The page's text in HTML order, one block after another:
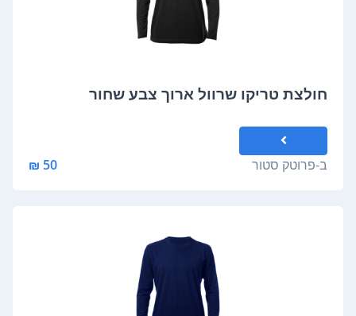
חולצת טריקו שרוול ארוך צבע שחור
ב-פרוטק סטור 50 ₪